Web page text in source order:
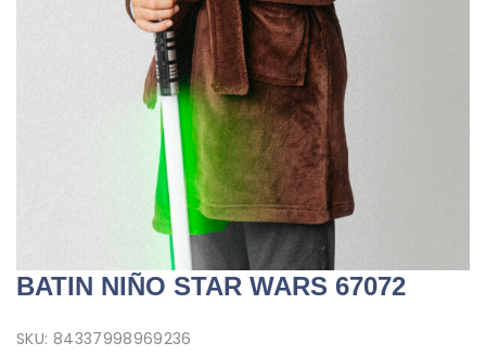
BATIN NIÑO STAR WARS 67072
SKU: 84337998969236